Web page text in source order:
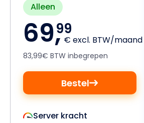
Alleen
69,99
€ excl. BTW/maand
83,99€ BTW inbegrepen
Bestel
Server kracht